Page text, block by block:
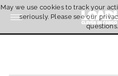
Hoppa till innehåll
May we use cookies to track your
seriously. Please see our
questions.